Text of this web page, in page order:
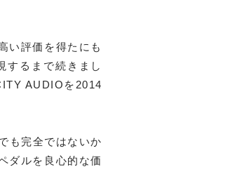
い評価を得たにも
するまで続きまし
AUDIOを2014
も完全ではないか
ダルを良心的な価